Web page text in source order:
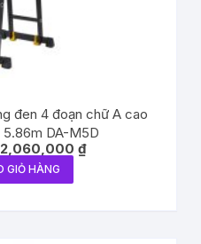
đen 4 đoạn chữ A cao
DA-M5D
2,060,000 ₫
GIỎ HÀNG